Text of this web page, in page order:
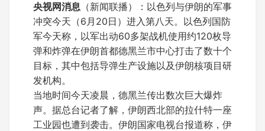
央视网消息 （新闻联播）：以色列与伊朗的军事
冲突今天（6月20日）进入第八天。以色列国防
军今天称，以军出动60多架战机使用约120枚导
弹和炸弹在伊朗首都德黑兰市中心打击了数十个
目标，其中包括导弹生产设施以及伊朗核项目研
发机构。
当地时间今天凌晨，德黑兰传出数次巨大爆炸
声。据总台记者了解，伊朗西北部的拉什特一座
工业园也遭到袭击。伊朗国家电视台报道称，伊